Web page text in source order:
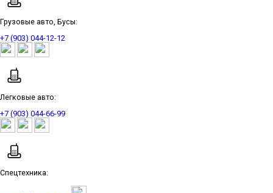
Грузовые авто, Бусы:
+7 (903) 044-12-12
Легковые авто:
+7 (903) 044-66-99
Спецтехника: